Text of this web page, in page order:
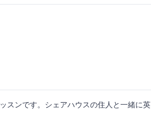
スンです。シェアハウスの住人と一緒に英